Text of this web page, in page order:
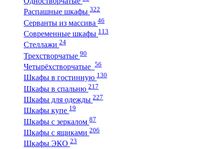
Распашные шкафы 322
Серванты из массива 46
Современные шкафы 113
Стеллажи 24
Трехстворчатые 90
Четырёхстворчатые 56
Шкафы в гостинную 130
Шкафы в спальню 217
Шкафы для одежды 227
Шкафы купе 19
Шкафы с зеркалом 87
Шкафы с ящиками 206
Шкафы ЭКО 23